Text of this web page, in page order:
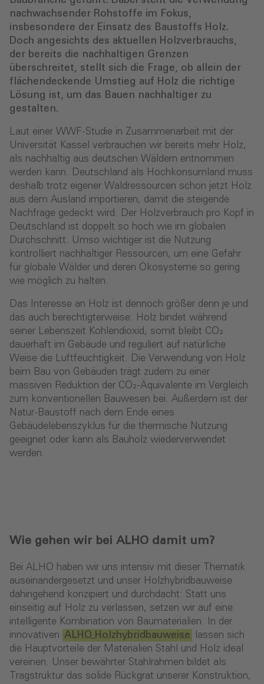
nachwachsender Rohstoffe im Fokus,
insbesondere der Einsatz des Baustoffs Holz.
Doch angesichts des aktuellen Holzverbrauchs,
der bereits die nachhaltigen Grenzen
überschreitet, stellt sich die Frage, ob allein der
flächendeckende Umstieg auf Holz die richtige
Lösung ist, um das Bauen nachhaltiger zu
gestalten.
Laut einer WWF-Studie in Zusammenarbeit mit der
Universität Kassel verbrauchen wir bereits mehr Holz,
als nachhaltig aus deutschen Wäldern entnommen
werden kann. Deutschland als Hochkonsumland muss
deshalb trotz eigener Waldressourcen schon jetzt Holz
aus dem Ausland importieren, damit die steigende
Nachfrage gedeckt wird. Der Holzverbrauch pro Kopf in
Deutschland ist doppelt so hoch wie im globalen
Durchschnitt. Umso wichtiger ist die Nutzung
kontrolliert nachhaltiger Ressourcen, um eine Gefahr
für globale Wälder und deren Ökosysteme so gering
wie möglich zu halten.
Das Interesse an Holz ist dennoch größer denn je und
das auch berechtigterweise: Holz bindet während
seiner Lebenszeit Kohlendioxid, somit bleibt CO₂
dauerhaft im Gebäude und reguliert auf natürliche
Weise die Luftfeuchtigkeit. Die Verwendung von Holz
beim Bau von Gebäuden trägt zudem zu einer
massiven Reduktion der CO₂-Äquivalente im Vergleich
zum konventionellen Bauwesen bei. Außerdem ist der
Natur-Baustoff nach dem Ende eines
Gebäudelebenszyklus für die thermische Nutzung
geeignet oder kann als Bauholz wiederverwendet
werden.
Wie gehen wir bei ALHO damit um?
Bei ALHO haben wir uns intensiv mit dieser Thematik
auseinandergesetzt und unser Holzhybridbauweise
dahingehend konzipiert und durchdacht: Statt uns
einseitig auf Holz zu verlassen, setzen wir auf eine
intelligente Kombination von Baumaterialien. In der
innovativen ALHO Holzhybridbauweise
lassen sich
die Hauptvorteile der Materialien Stahl und Holz ideal
vereinen. Unser bewährter Stahlrahmen bildet als
Tragstruktur das solide Rückgrat unserer Konstruktion,